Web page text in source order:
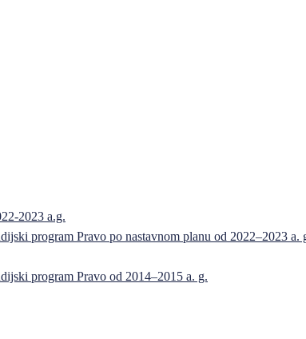
2023 a.g.
program Pravo po nastavnom planu od 2022–2023 a.
program Pravo od 2014–2015 a. g.